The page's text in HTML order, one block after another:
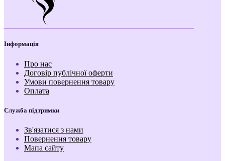
Інформація
Про нас
Договір публічної оферти
Умови повернення товару
Оплата
Служба підтримки
Зв'язатися з нами
Повернення товару
Мапа сайту